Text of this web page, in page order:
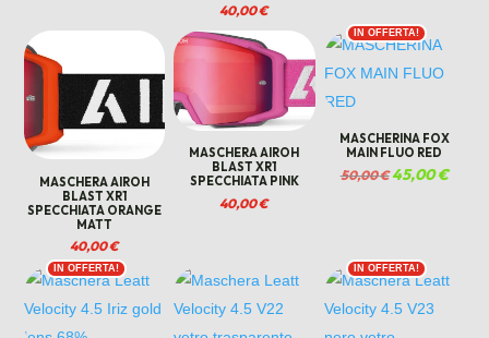
40,00€
MASCHERA AIROH
BLAST XR1
SPECCHIATA ORANGE
MATT
40,00€
MASCHERA AIROH
BLAST XR1
SPECCHIATA PINK
40,00€
IN OFFERTA!
MASCHERINA FOX
MAIN FLUO RED
50,00€Il45,00€Il
IN OFFERTA! IN OFFERTA!